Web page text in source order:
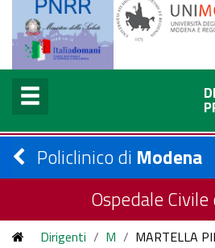
Policlinico di Modena
Ospedale Civile
Dirigenti / M / MARTELLA